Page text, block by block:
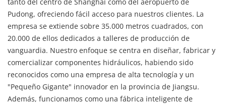
empresa se extiende sobre 35.000 metros cuadrados, con
20.000 de ellos dedicados a talleres de producción de
vanguardia. Nuestro enfoque se centra en diseñar, fabricar y
comercializar componentes hidráulicos, habiendo sido
reconocidos como una empresa de alta tecnología y un
"Pequeño Gigante" innovador en la provincia de Jiangsu.
Además, funcionamos como una fábrica inteligente de
pruebas y un centro de investigación y desarrollo para